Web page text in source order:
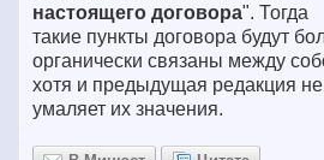
настоящего договора". Тогда
такие пункты договора будут
органически связаны между
хотя и предыдущая редакция не
умаляет их значения.